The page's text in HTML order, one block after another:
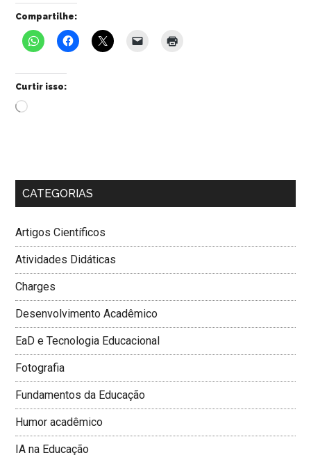
Compartilhe:
Curtir isso:
Carregando...
CATEGORIAS
Artigos Científicos
Atividades Didáticas
Charges
Desenvolvimento Acadêmico
EaD e Tecnologia Educacional
Fotografia
Fundamentos da Educação
Humor acadêmico
IA na Educação